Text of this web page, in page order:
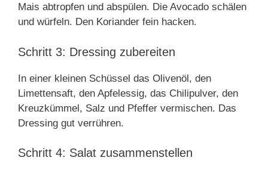
Mais abtropfen und abspülen. Die Avocado schälen
und würfeln. Den Koriander fein hacken.
Schritt 3: Dressing zubereiten
In einer kleinen Schüssel das Olivenöl, den
Limettensaft, den Apfelessig, das Chilipulver, den
Kreuzkümmel, Salz und Pfeffer vermischen. Das
Dressing gut verrühren.
Schritt 4: Salat zusammenstellen